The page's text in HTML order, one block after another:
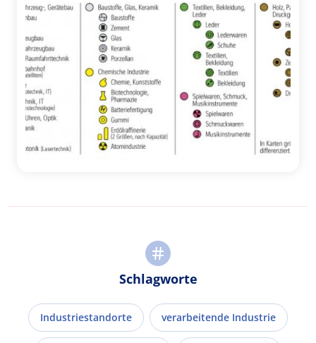
Schlagworte
Industriestandorte verarbeitende Industrie